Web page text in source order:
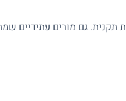
תקנית. גם מורים עתידיים